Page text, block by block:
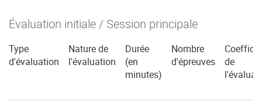
Évaluation initiale / Session principale
Type
d'évaluation
Nature de
l'évaluation
Durée
(en
minutes)
Nombre
d'épreuves
de